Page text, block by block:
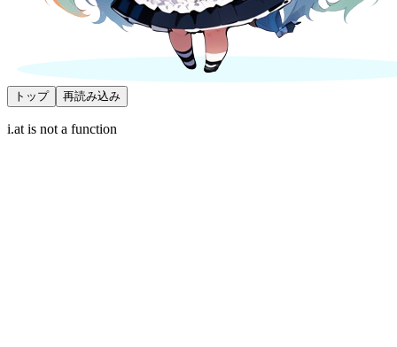
トップ 再読み込み
i.at is not a function